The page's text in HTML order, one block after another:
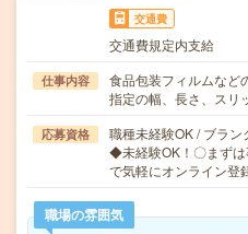
交通費
交通費規定内支給
仕事内容
食品包装フィルムなど
指定の幅、長さ、ス
応募資格
職種未経験OK / ブラン
◆未経験OK！〇まず
で気軽にオンライン
職場の雰囲気